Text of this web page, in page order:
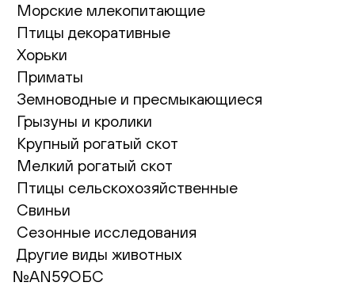
Морские млекопитающие
Птицы декоративные
Хорьки
Приматы
Земноводные и пресмыкающиеся
Грызуны и кролики
Крупный рогатый скот
Мелкий рогатый скот
Птицы сельскохозяйственные
Свиньи
Сезонные исследования
Другие виды животных
№AN59ОБС